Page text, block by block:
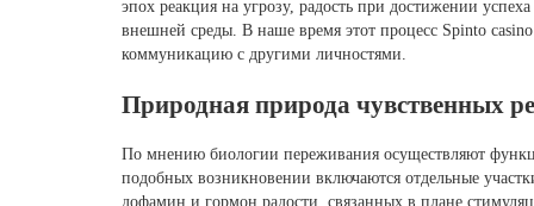
эпох реакция на угрозу, радость при достижении
внешней среды. В наше время этот процесс Spinto
коммуникацию с другими личностями.
Природная природа чувственных
По мнению биологии переживания осуществляют
подобных возникновении включаются отдельные
дофамин и гормон радости, связанных в плане